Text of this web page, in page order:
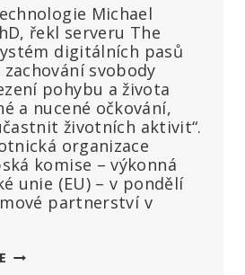
Michael
řekl serveru The
digitálních pasů
svobody
pohybu a života
a nucené očkování,
životních aktivit“.
organizace
komise – výkonná
unie (EU) – v pondělí
partnerství v
„ROZSUDEK